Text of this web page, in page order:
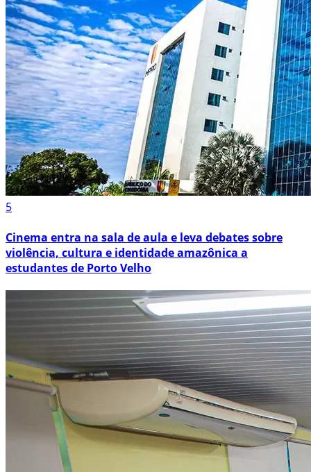
5
Cinema entra na sala de aula e leva debates sobre
violência, cultura e identidade amazônica a
estudantes de Porto Velho